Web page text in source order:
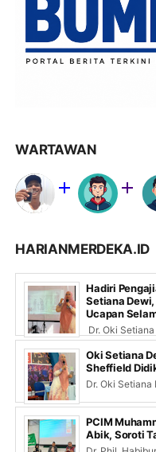
WARTAWAN
HARIANMERDEKA.ID
Hadiri
Setiana
Ucapan
Dr. Oki
Oki Setiana
Sheffield
Dr. Oki Setiana
PCIM
Abik, Soroti